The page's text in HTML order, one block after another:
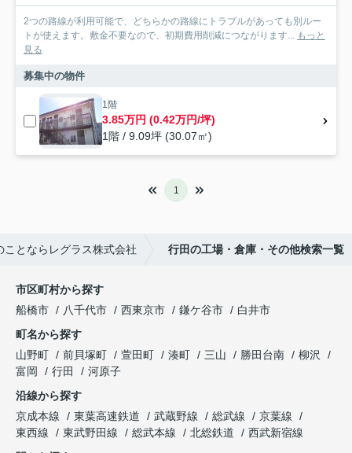
2つの路線が利用可能で、どちらかの路線にトラブルがあっても別ルー
トが使えます。敷金不要なので、初期費用削減につながります... もっと
見る
募集中の物件
1階
3.85万円 (0.42万円/坪)
1階 / 9.09坪 (30.07㎡)
1
とならレグラス株式会社 行田の工場・倉庫・その他検索一覧
市区町村から探す
船橋市
八千代市 西東京市 鎌ケ谷市
白井市
町名から探す
山野町
前貝塚町 萱田町 湊町 三山 勝田台南
柳沢
富岡
行田
河原子
沿線から探す
京成本線
東葉高速鉄道 武蔵野線 総武線
京葉線
東西線
東武野田線 総武本線 北総鉄道
西武新宿線